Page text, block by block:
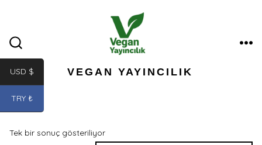
ÇUBUĞUNU
GÖSTER/GIZLEVEGAN YAYINCILIK
Tek bir sonuç gösteriliyor
USD $
TRY ₺